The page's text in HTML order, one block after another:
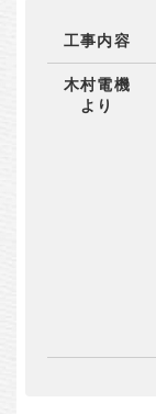
工事内容
木村電機
より